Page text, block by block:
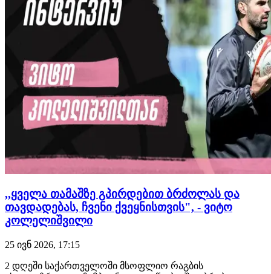
,,ყველა თამაშზე გპირდებით ბრძოლას და
თავდადებას, ჩვენი ქვეყნისთვის", - ვიტო
კოლელიშვილი
25 ივნ 2026, 17:15
2 დღეში საქართველოში მსოფლიო რაგბის